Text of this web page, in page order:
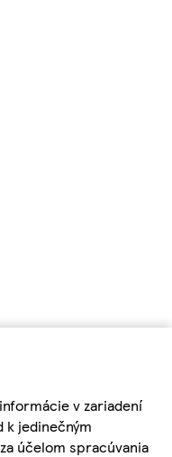
v zariadení
jedinečným
účelom spracúvania